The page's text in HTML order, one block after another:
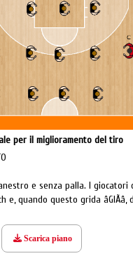
per il miglioramento del tiro
e senza palla. I giocatori
quando questo grida
quindi verso la linea laterale
posizione fondamentale.
la velocitÃ della corsa
Scarica piano